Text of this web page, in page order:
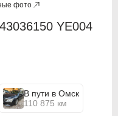
фото
YE004
В пути в Омск
110 875 км